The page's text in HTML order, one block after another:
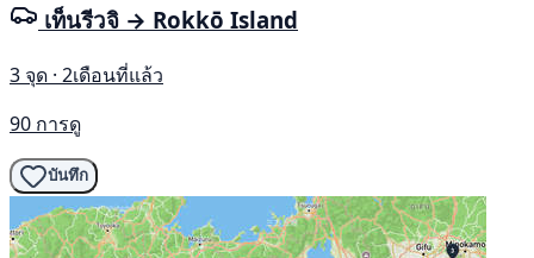
เท็นรีวจิ → Rokkō Island
3 จุด · 2เดือนที่แล้ว
90 การดู
บันทึก